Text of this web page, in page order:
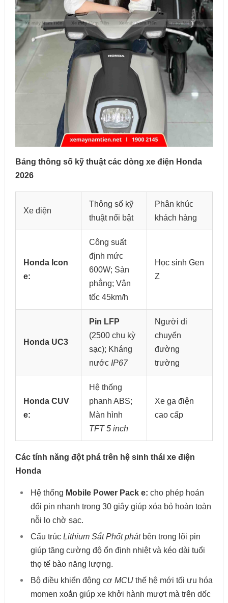
Bảng thông số kỹ thuật các dòng xe điện Honda
2026
Xe điện
Thông số kỹ
thuật nổi bật
Phân khúc
khách hàng
Honda Icon
e:
Công suất
định mức
600W; Sàn
phẳng; Vận
tốc 45km/h
Học sinh Gen
Z
Honda UC3
Pin LFP
(2500 chu kỳ
sạc); Kháng
nước IP67
Người di
chuyển
đường
trường
Honda CUV
e:
Hệ thống
phanh ABS;
Màn hình
TFT 5 inch
Xe ga điện
cao cấp
Các tính năng đột phá trên hệ sinh thái xe điện
Honda
Hệ thống Mobile Power Pack e: cho phép hoán
đổi pin nhanh trong 30 giây giúp xóa bỏ hoàn toàn
nỗi lo chờ sạc.
Cấu trúc Lithium Sắt Phốt phátbên trong lõi pin
giúp tăng cường độ ổn định nhiệt và kéo dài tuổi
thọ tế bào năng lượng.
Bộ điều khiển động cơ MCUthế hệ mới tối ưu hóa
momen xoắn giúp xe khởi hành mượt mà trên dốc